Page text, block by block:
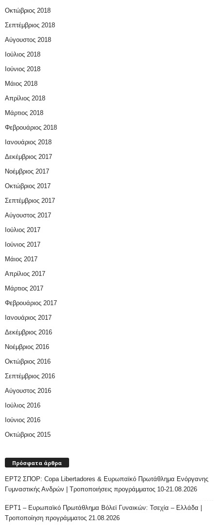
Οκτώβριος 2018
Σεπτέμβριος 2018
Αύγουστος 2018
Ιούλιος 2018
Ιούνιος 2018
Μάιος 2018
Απρίλιος 2018
Μάρτιος 2018
Φεβρουάριος 2018
Ιανουάριος 2018
Δεκέμβριος 2017
Νοέμβριος 2017
Οκτώβριος 2017
Σεπτέμβριος 2017
Αύγουστος 2017
Ιούλιος 2017
Ιούνιος 2017
Μάιος 2017
Απρίλιος 2017
Μάρτιος 2017
Φεβρουάριος 2017
Ιανουάριος 2017
Δεκέμβριος 2016
Νοέμβριος 2016
Οκτώβριος 2016
Σεπτέμβριος 2016
Αύγουστος 2016
Ιούλιος 2016
Ιούνιος 2016
Οκτώβριος 2015
Πρόσφατα άρθρα
ΕΡΤ2 ΣΠΟΡ: Copa Libertadores & Ευρωπαϊκό Πρωτάθλημα Ενόργανης
Γυμναστικής Ανδρών | Τροποποιήσεις προγράμματος 10-21.08.2026
ΕΡΤ1 – Ευρωπαϊκό Πρωτάθλημα Βόλεϊ Γυναικών: Τσεχία – Ελλάδα |
Τροποποίηση προγράμματος 21.08.2026